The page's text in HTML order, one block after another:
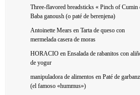
Three-flavored breadsticks « Pinch of Cumin
Baba ganoush (o paté de berenjena)
Antoinette Mears en Tarta de queso con
mermelada casera de moras
HORACIO en Ensalada de rabanitos con
de yogur
manipuladora de alimentos en Paté de
(el famoso «hummus»)